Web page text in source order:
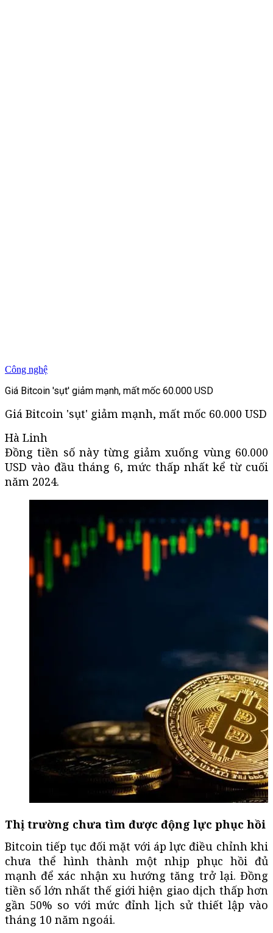
Công nghệ
Giá Bitcoin 'sụt' giảm mạnh, mất mốc 60.000 USD
Giá Bitcoin 'sụt' giảm mạnh, mất mốc 60.000 USD
Hà Linh
Đồng tiền số này từng giảm xuống vùng 60.000
USD vào đầu tháng 6, mức thấp nhất kể từ cuối
năm 2024.
Thị trường chưa tìm được động lực phục hồi
Bitcoin tiếp tục đối mặt với áp lực điều chỉnh khi
chưa thể hình thành một nhịp phục hồi đủ
mạnh để xác nhận xu hướng tăng trở lại. Đồng
tiền số lớn nhất thế giới hiện giao dịch thấp hơn
gần 50% so với mức đỉnh lịch sử thiết lập vào
tháng 10 năm ngoái.